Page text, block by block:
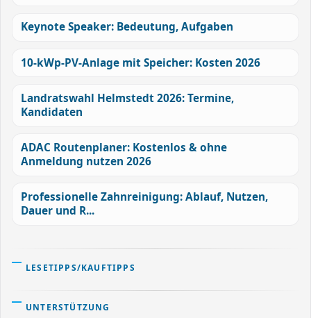
Keynote Speaker: Bedeutung, Aufgaben
10-kWp-PV-Anlage mit Speicher: Kosten 2026
Landratswahl Helmstedt 2026: Termine,
Kandidaten
ADAC Routenplaner: Kostenlos & ohne
Anmeldung nutzen 2026
Professionelle Zahnreinigung: Ablauf, Nutzen,
Dauer und R...
LESETIPPS/KAUFTIPPS
UNTERSTÜTZUNG